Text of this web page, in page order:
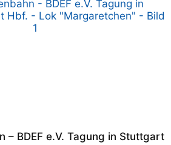
– BDEF e.V. Tagung in Stuttgart